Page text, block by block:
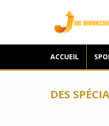
ACCUEIL
DES